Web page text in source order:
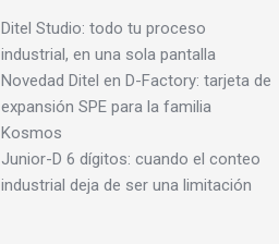
Ditel Studio: todo tu proceso
industrial, en una sola pantalla
Novedad Ditel en D-Factory: tarjeta de
expansión SPE para la familia
Kosmos
Junior-D 6 dígitos: cuando el conteo
industrial deja de ser una limitación